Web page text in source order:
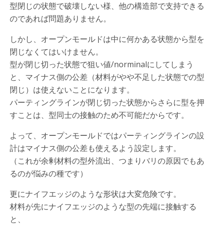
型閉じの状態で破壊しない様、他の構造部で支持できる
のであれば問題ありません。
しかし、オープンモールドは中に何かある状態から型を
閉じなくてはいけません。
型が閉じ切った状態で狙い値/norminalにしてしまう
と、マイナス側の公差（材料がやや不足した状態での型
閉じ）は使えないことになります。
パーティングラインが閉じ切った状態からさらに型を押
すことは、型同士の接触のため不可能だからです。
よって、オープンモールドではパーティングラインの設
計はマイナス側の公差も使えるよう設定します。
（これが余剰材料の型外流出、つまりバリの原因でもあ
るのが悩みの種です）
更にナイフエッジのような形状は大変危険です。
材料が先にナイフエッジのような型の先端に接触する
と、